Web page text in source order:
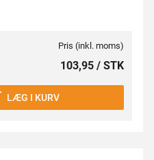
Pris (inkl. moms)
103,95 / STK
LÆG I KURV